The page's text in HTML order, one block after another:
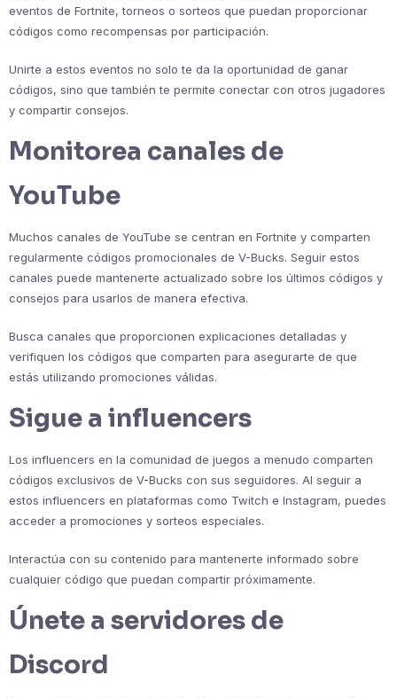
eventos de Fortnite, torneos o sorteos que puedan proporcionar
códigos como recompensas por participación.
Unirte a estos eventos no solo te da la oportunidad de ganar
códigos, sino que también te permite conectar con otros jugadores
y compartir consejos.
Monitorea canales de
YouTube
Muchos canales de YouTube se centran en Fortnite y comparten
regularmente códigos promocionales de V-Bucks. Seguir estos
canales puede mantenerte actualizado sobre los últimos códigos y
consejos para usarlos de manera efectiva.
Busca canales que proporcionen explicaciones detalladas y
verifiquen los códigos que comparten para asegurarte de que
estás utilizando promociones válidas.
Sigue a influencers
Los influencers en la comunidad de juegos a menudo comparten
códigos exclusivos de V-Bucks con sus seguidores. Al seguir a
estos influencers en plataformas como Twitch e Instagram, puedes
acceder a promociones y sorteos especiales.
Interactúa con su contenido para mantenerte informado sobre
cualquier código que puedan compartir próximamente.
Únete a servidores de
Discord